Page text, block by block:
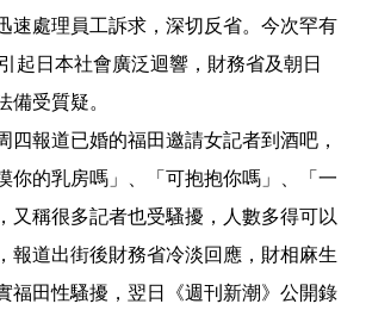
速處理員工訴求，深切反省。今次罕有
起日本社會廣泛迴響，財務省及朝日
備受質疑。
四報道已婚的福田邀請女記者到酒吧，
你的乳房嗎」、「可抱抱你嗎」、「一
又稱很多記者也受騷擾，人數多得可以
報道出街後財務省冷淡回應，財相麻生
福田性騷擾，翌日《週刊新潮》公開錄